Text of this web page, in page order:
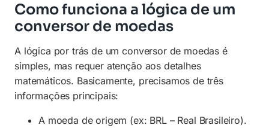
Como funciona a lógica de um
conversor de moedas
A lógica por trás de um conversor de moedas é
simples, mas requer atenção aos detalhes
matemáticos. Basicamente, precisamos de três
informações principais:
A moeda de origem (ex: BRL – Real Brasileiro).